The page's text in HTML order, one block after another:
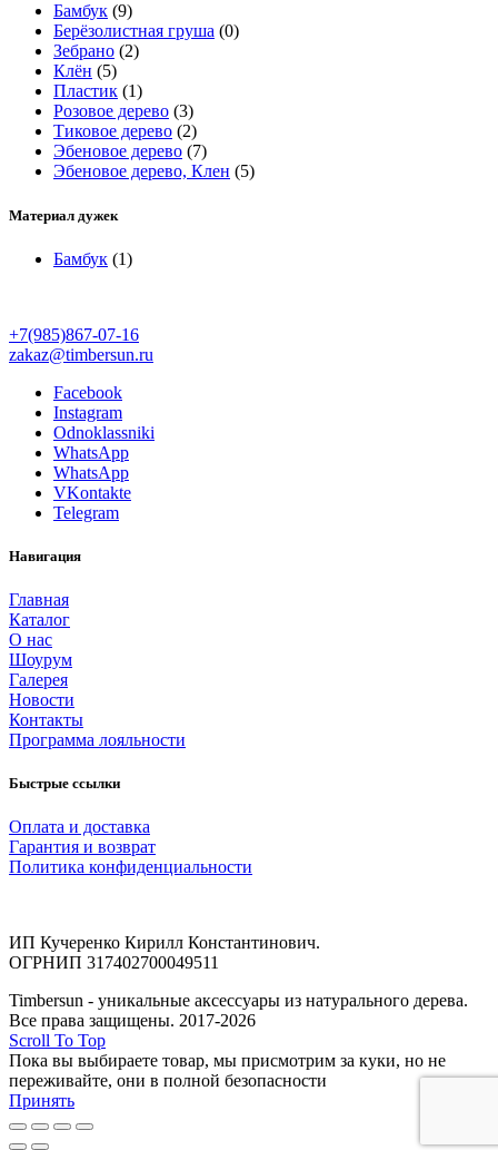
Бамбук (9)
Берёзолистная груша (0)
Зебрано (2)
Клён (5)
Пластик (1)
Розовое дерево (3)
Тиковое дерево (2)
Эбеновое дерево (7)
Эбеновое дерево, Клен (5)
Материал дужек
Бамбук (1)
+7(985)867-07-16
zakaz@timbersun.ru
Facebook
Instagram
Odnoklassniki
WhatsApp
WhatsApp
VKontakte
Telegram
Навигация
Главная
Каталог
О нас
Шоурум
Галерея
Новости
Контакты
Программа лояльности
Быстрые ссылки
Оплата и доставка
Гарантия и возврат
Политика конфиденциальности
ИП Кучеренко Кирилл Константинович.
ОГРНИП 317402700049511
Timbersun - уникальные аксессуары из натурального дерева.
Все права защищены. 2017-2026
Scroll To Top
Пока вы выбираете товар, мы присмотрим за куки, но не
переживайте, они в полной безопасности
Принять